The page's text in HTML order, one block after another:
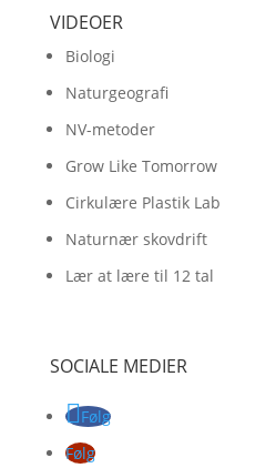
VIDEOER
Biologi
Naturgeografi
NV-metoder
Grow Like Tomorrow
Cirkulære Plastik Lab
Naturnær skovdrift
Lær at lære til 12 tal
SOCIALE MEDIER
Følg
Følg